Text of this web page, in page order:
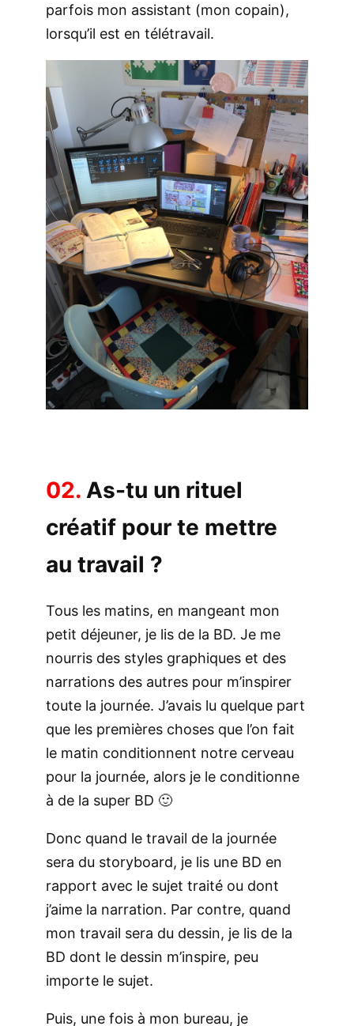
parfois mon assistant (mon copain),
lorsqu’il est en télétravail.
02. As-tu un rituel
créatif pour te mettre
au travail ?
Tous les matins, en mangeant mon
petit déjeuner, je lis de la BD. Je me
nourris des styles graphiques et des
narrations des autres pour m’inspirer
toute la journée. J’avais lu quelque part
que les premières choses que l’on fait
le matin conditionnent notre cerveau
pour la journée, alors je le conditionne
à de la super BD 🙂
Donc quand le travail de la journée
sera du storyboard, je lis une BD en
rapport avec le sujet traité ou dont
j’aime la narration. Par contre, quand
mon travail sera du dessin, je lis de la
BD dont le dessin m’inspire, peu
importe le sujet.
Puis, une fois à mon bureau, je